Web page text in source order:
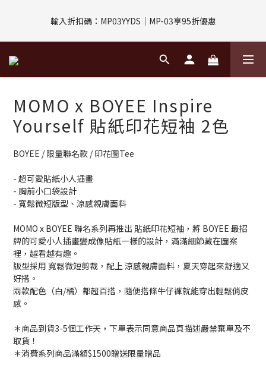
金
指定付款方式｜即享2%回饋(信用卡、APPLE PAY、LINE PAY)
金
MOMO x BOYEE Inspire
Yourself 貼紙印花短袖 2色
BOYEE / 限量聯名款 / 印花圖Tee
- 超可愛貼紙小人插畫
- 胸前小口袋設計
- 寬鬆微短版型、涼感親膚面料
MOMO x BOYEE 聯名系列再推出 貼紙印花短袖，將 BOYEE 最招
牌的可愛小人插畫變成像貼紙一樣的設計，滿滿細節藏在圖案
裡，越看越有趣。
版型採用 寬鬆微短剪裁，配上 涼感親膚面料，夏天穿起來舒適又
好搭。
兩款配色（白/橘）都超百搭，隨便搭條牛仔褲就能穿出輕鬆俏皮
感。
＊商品到貨3-5個工作天，下單表示同意商品頁描述嚴禁棄單及不
取貨！
＊消費系列商品滿額$1500贈送限量贈品